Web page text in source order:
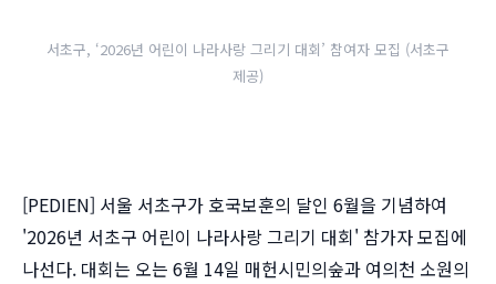
서초구, ‘2026년 어린이 나라사랑 그리기 대회’ 참여자 모집 (서초구
제공)
[PEDIEN] 서울 서초구가 호국보훈의 달인 6월을 기념하여
'2026년 서초구 어린이 나라사랑 그리기 대회' 참가자 모집에
나선다. 대회는 오는 6월 14일 매헌시민의숲과 여의천 소원의